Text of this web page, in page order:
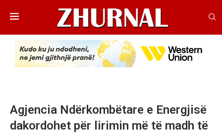
Agjencia Ndërkombëtare e Energjisë
dakordohet për lirimin më të madh të